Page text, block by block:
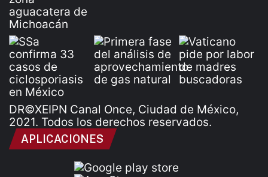
DR©XEIPN Canal Once, Ciudad de México,
2021. Todos los derechos reservados.
APLICACIONES